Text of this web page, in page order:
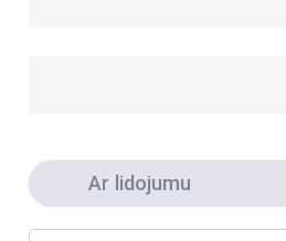
Ar lidojumu